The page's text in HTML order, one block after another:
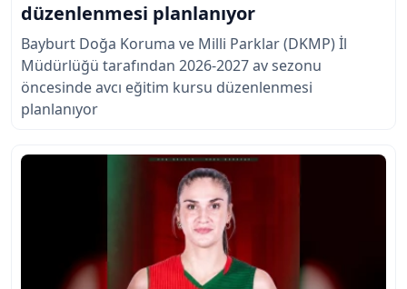
düzenlenmesi planlanıyor
Bayburt Doğa Koruma ve Milli Parklar (DKMP) İl
Müdürlüğü tarafından 2026-2027 av sezonu
öncesinde avcı eğitim kursu düzenlenmesi
planlanıyor